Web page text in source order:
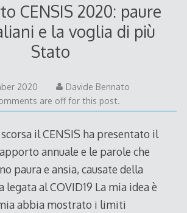
CENSIS 2020: paure
e la voglia di più
Stato
2020
Davide Bennato
are off for this post.
il CENSIS ha presentato il
annuale e le parole che
paura e ansia, causate della
al COVID19 La mia idea è
abbia mostrato i limiti